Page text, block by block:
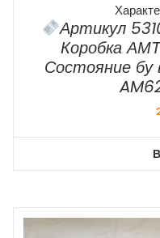
Артикул
Коробка
Состояние